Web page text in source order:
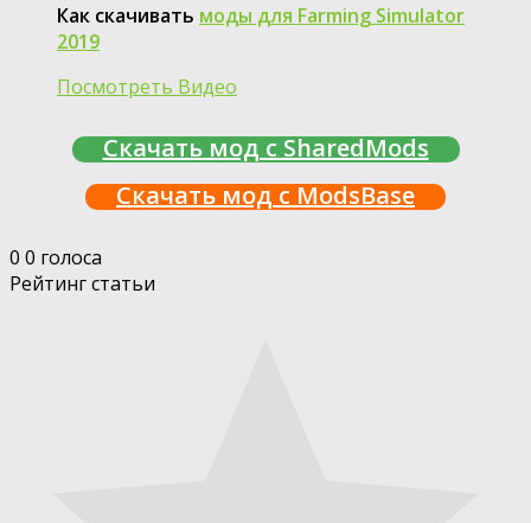
Как скачивать моды для Farming Simulator
2019
Посмотреть Видео
Скачать мод с SharedMods
Скачать мод с ModsBase
0 0 голоса
Рейтинг статьи